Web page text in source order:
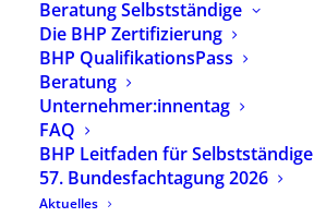
Beratung Selbstständige
Die BHP Zertifizierung
BHP QualifikationsPass
Beratung
Unternehmer:innentag
FAQ
BHP Leitfaden für Selbstständige
57. Bundesfachtagung 2026
Aktuelles
Vorrätig
Artikelnummer
2539
Kategorien
Verlagsprogramm